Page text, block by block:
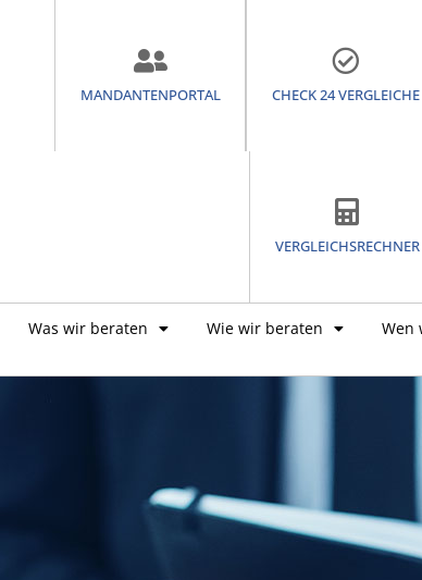
MANDANTENPORTAL CHECK 24 VERGLEICHE
VERGLEICHSRECHNER
Was wir beraten Wie wir beraten Wen